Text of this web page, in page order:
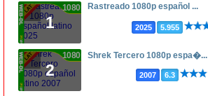
1
1080p Rastreado 1080p español ...
2025 5.955
2
1080p Shrek Tercero 1080p espa�...
2007 6.3